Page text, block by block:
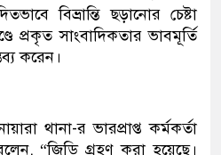
বিভ্রান্তি ছড়ানোর চেষ্টা
প্রকৃত সাংবাদিকতার ভাবমূর্তি
করেন।
থানা-র ভারপ্রাপ্ত কর্মকর্তা
“জিডি গ্রহণ করা হয়েছে।